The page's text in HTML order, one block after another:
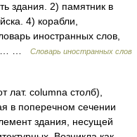
здания. 2) памятник в
4) корабли,
иностранных слов,
…
Словарь иностранных слов
columna столб),
в поперечном сечении
здания, несущей